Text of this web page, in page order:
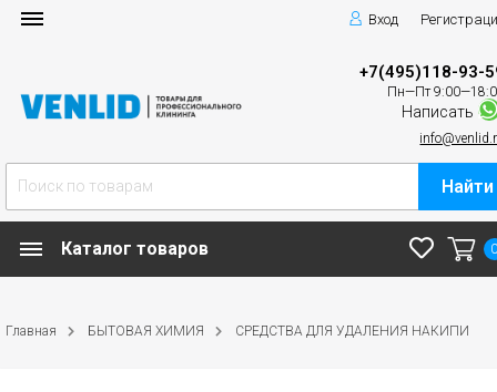
Вход
+7(495)118-93-
Пн—Пт
Написать
Найти
Каталог товаров
Главная БЫТОВАЯ ХИМИЯ СРЕДСТВА ДЛЯ УДАЛЕНИЯ НАКИПИ